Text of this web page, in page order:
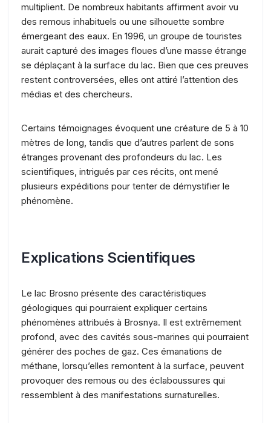
multiplient. De nombreux habitants affirment avoir vu
des remous inhabituels ou une silhouette sombre
émergeant des eaux. En 1996, un groupe de touristes
aurait capturé des images floues d’une masse étrange
se déplaçant à la surface du lac. Bien que ces preuves
restent controversées, elles ont attiré l’attention des
médias et des chercheurs.
Certains témoignages évoquent une créature de 5 à 10
mètres de long, tandis que d’autres parlent de sons
étranges provenant des profondeurs du lac. Les
scientifiques, intrigués par ces récits, ont mené
plusieurs expéditions pour tenter de démystifier le
phénomène.
Explications Scientifiques
Le lac Brosno présente des caractéristiques
géologiques qui pourraient expliquer certains
phénomènes attribués à Brosnya. Il est extrêmement
profond, avec des cavités sous-marines qui pourraient
générer des poches de gaz. Ces émanations de
méthane, lorsqu’elles remontent à la surface, peuvent
provoquer des remous ou des éclaboussures qui
ressemblent à des manifestations surnaturelles.